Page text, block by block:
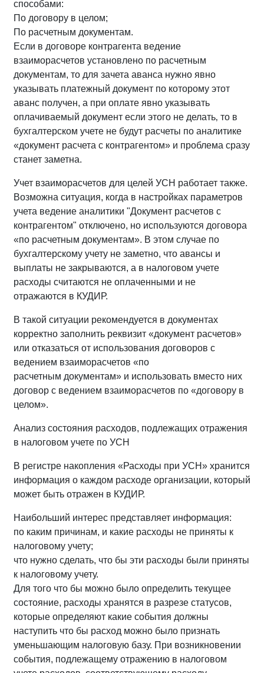
способами:
По договору в целом;
По расчетным документам.
Если в договоре контрагента ведение
взаиморасчетов установлено по расчетным
документам, то для зачета аванса нужно явно
указывать платежный документ по которому этот
аванс получен, а при оплате явно указывать
оплачиваемый документ если этого не делать‚ то в
бухгалтерском учете не будут расчеты по аналитике
«документ расчета с контрагентом» и проблема сразу
станет заметна.
Учет взаиморасчетов для целей УСН работает также.
Возможна ситуация, когда в настройках параметров
учета ведение аналитики "Документ расчетов с
контрагентом" отключено, но используются договора
«по расчетным документам». В этом случае по
бухгалтерскому учету не заметно, что авансы и
выплаты не закрываются, а в налоговом учете
расходы считаются не оплаченными и не
отражаются в КУДИР.
В такой ситуации рекомендуется в документах
корректно заполнить реквизит «документ расчетов»
или отказаться от использования договоров с
ведением взаиморасчетов «по
расчетным документам» и использовать вместо них
договор с ведением взаиморасчетов по «договору в
целом».
Анализ состояния расходов, подлежащих отражения
в налоговом учете по УСН
В регистре накопления «Расходы при УСН» хранится
информация о каждом расходе организации, который
может быть отражен в КУДИР.
Наибольший интерес представляет информация:
по каким причинам, и какие расходы не приняты к
налоговому учету;
что нужно сделать, что бы эти расходы были приняты
к налоговому учету.
Для того что бы можно было определить текущее
состояние, расходы хранятся в разрезе статусов,
которые определяют какие события должны
наступить что бы расход можно было признать
уменьшающим налоговую базу. При возникновении
события, подлежащему отражению в налоговом